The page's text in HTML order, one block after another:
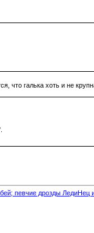
что галька хоть и не
певчие дрозды